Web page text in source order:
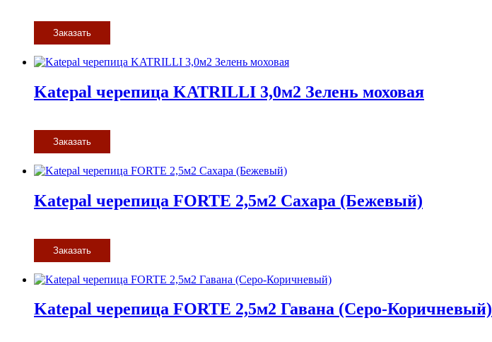
Заказать
Katepal черепица KATRILLI 3,0м2 Зелень моховая
Заказать
Katepal черепица FORTE 2,5м2 Сахара (Бежевый)
Заказать
Katepal черепица FORTE 2,5м2 Гавана (Серо-Коричневый)